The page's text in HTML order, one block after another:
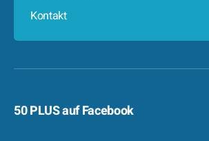
Kontakt
50 PLUS auf Facebook